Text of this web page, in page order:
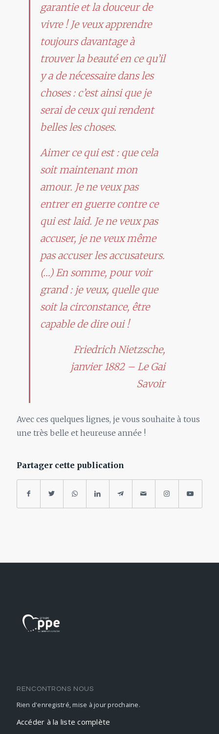
garantie et la douceur de
vivre ! Je veux apprendre
toujours davantage à
trouver la beauté en ce qu’il
y a de nécessaire dans les
choses : c’est ainsi que je
serai de ceux qui rendent
belles les choses.
Aimer ce qui est : que cela
soit maintenant mon
amour. Je ne veux pas
entrer en guerre contre ce
qui est laid. Je ne veux pas
accuser, je ne veux même
pas accuser les accusateurs.
(…) En somme, pour voir
grand : je veux, quelle que
soit la circonstance, être
capable de dire oui !
Friedrich Nietzsche,
janvier 1882 – Le Gai
Savoir
Avec ces quelques lignes, je vous souhaite à tous
une très belle et heureuse année !
Partager cette publication
RENCONTRONS NOUS
Rien d'enregistré, mise à jour prochaine.
Accéder à la liste complète